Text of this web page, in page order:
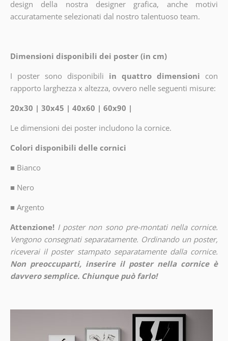
design della nostra designer grafica, anche motivi
accuratamente selezionati dal nostro talentuoso team.
Dimensioni disponibili dei poster (in cm)
I poster sono disponibili in quattro dimensioni con
rapporto larghezza x altezza, ovvero nelle seguenti misure:
20x30 | 30x45 | 40x60 | 60x90 |
Le dimensioni dei poster includono la cornice.
Colori disponibili delle cornici
■ Bianco
■ Nero
■ Argento
Attenzione! I poster non sono pre-montati nella cornice.
Vengono consegnati separatamente. Ordinando un poster,
riceverai il poster stampato separatamente dalla cornice.
Non preoccuparti, inserire il poster nella cornice è
davvero semplice. Chiunque può farlo!